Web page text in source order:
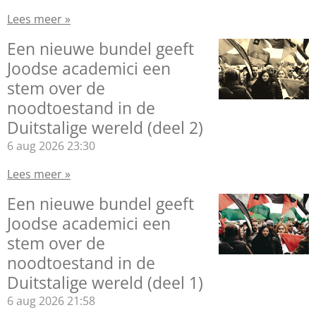
Lees meer »
Een nieuwe bundel geeft
Joodse academici een
stem over de
noodtoestand in de
Duitstalige wereld (deel 2)
6 aug 2026 23:30
Lees meer »
Een nieuwe bundel geeft
Joodse academici een
stem over de
noodtoestand in de
Duitstalige wereld (deel 1)
6 aug 2026 21:58